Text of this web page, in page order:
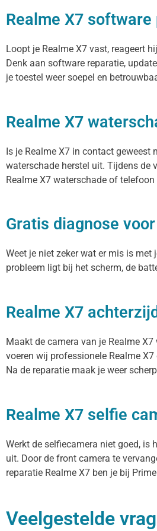
Realme X7 software
Loopt je Realme X7 vast, reageert
Denk aan software reparatie,
je toestel weer soepel en
Realme X7
Is je Realme X7 in contact geweest
waterschade herstel uit. Tijdens de
Realme X7 waterschade of
Gratis diagnose
Weet je niet zeker wat er mis is
probleem ligt bij het scherm, de
Realme X7
Maakt de camera van je Realme
voeren wij professionele Realme
Na de reparatie maak je weer
Realme X7 selfie
Werkt de selfiecamera niet goed, is
uit. Door de front camera te
reparatie Realme X7 ben je bij
Veelgestelde